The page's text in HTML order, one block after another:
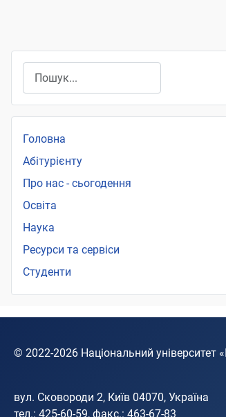
Головна
Абітурієнту
Про нас - сьогодення
Освіта
Наука
Ресурси та сервіси
Студенти
© 2022-2026 Національний
вул. Сковороди 2, Київ 04070, Україна
тел.: 425-60-59, факс.: 463-67-83